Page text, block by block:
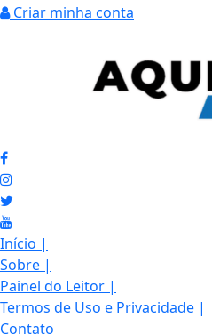
Criar minha conta
Início |
Sobre |
Painel do Leitor |
Termos de Uso e Privacidade |
Contato